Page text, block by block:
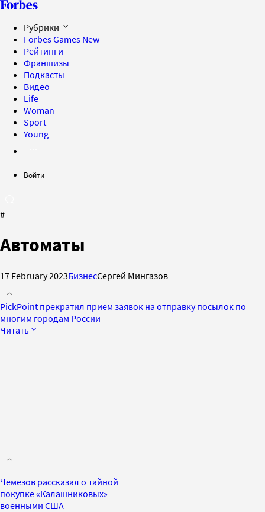
Рубрики
Forbes Games New
Рейтинги
Франшизы
Подкасты
Видео
Life
Woman
Sport
Young
Войти
#
Автоматы
17 February 2023БизнесСергей Мингазов
PickPoint прекратил прием заявок на отправку посылок по
многим городам России
Читать
Чемезов рассказал о тайной
покупке «Калашниковых»
военными США